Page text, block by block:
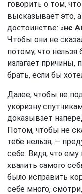
говорить о том,
высказывает это,
достоинстве: «не
Чтобы они не
потому, что нельзя
излагает причины,
брать, если бы
Далее, чтобы не
укоризну
доказывает
Потом, чтобы не
тебе нельзя, —
себе. Видя, что
хвалить самого
было исправить
себе много,